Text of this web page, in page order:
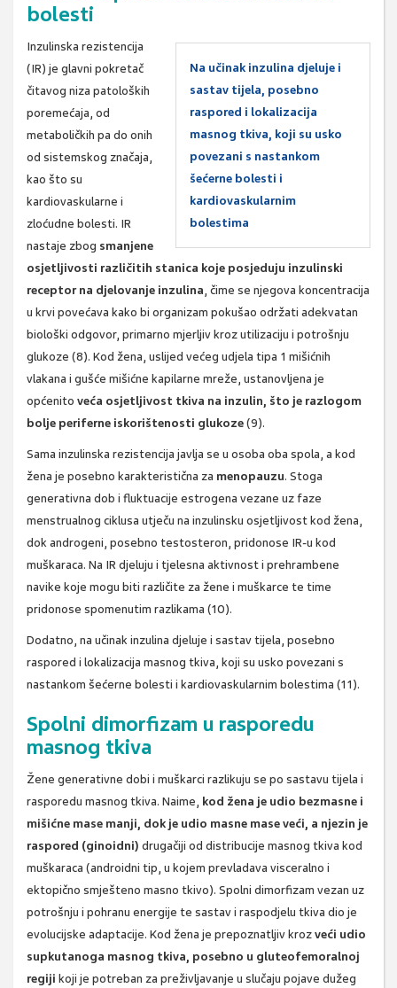
bolesti
Na učinak inzulina djeluje i
sastav tijela, posebno
raspored i lokalizacija
masnog tkiva, koji su usko
povezani s nastankom
šećerne bolesti i
kardiovaskularnim
bolestima
Inzulinska rezistencija
(IR) je glavni pokretač
čitavog niza patoloških
poremećaja, od
metaboličkih pa do onih
od sistemskog značaja,
kao što su
kardiovaskularne i
zloćudne bolesti. IR
nastaje zbog smanjene
osjetljivosti različitih stanica koje posjeduju inzulinski
receptor na djelovanje inzulina, čime se njegova koncentracija
u krvi povećava kako bi organizam pokušao održati adekvatan
biološki odgovor, primarno mjerljiv kroz utilizaciju i potrošnju
glukoze (8). Kod žena, uslijed većeg udjela tipa 1 mišićnih
vlakana i gušće mišićne kapilarne mreže, ustanovljena je
općenito veća osjetljivost tkiva na inzulin, što je razlogom
bolje periferne iskorištenosti glukoze(9).
Sama inzulinska rezistencija javlja se u osoba oba spola, a kod
žena je posebno karakteristična za menopauzu. Stoga
generativna dob i fluktuacije estrogena vezane uz faze
menstrualnog ciklusa utječu na inzulinsku osjetljivost kod žena,
dok androgeni, posebno testosteron, pridonose IR-u kod
muškaraca. Na IR djeluju i tjelesna aktivnost i prehrambene
navike koje mogu biti različite za žene i muškarce te time
pridonose spomenutim razlikama (10).
Dodatno, na učinak inzulina djeluje i sastav tijela, posebno
raspored i lokalizacija masnog tkiva, koji su usko povezani s
nastankom šećerne bolesti i kardiovaskularnim bolestima (11).
Spolni dimorfizam u rasporedu
masnog tkiva
Žene generativne dobi i muškarci razlikuju se po sastavu tijela i
rasporedu masnog tkiva. Naime, kod žena je udio bezmasne i
mišićne mase manji, dok je udio masne mase veći, a njezin je
raspored (ginoidni) drugačiji od distribucije masnog tkiva kod
muškaraca (androidni tip, u kojem prevladava visceralno i
ektopično smješteno masno tkivo). Spolni dimorfizam vezan uz
potrošnju i pohranu energije te sastav i raspodjelu tkiva dio je
evolucijske adaptacije. Kod žena je prepoznatljiv krozveći udio
supkutanoga masnog tkiva, posebno u gluteofemoralnoj
regiji koji je potreban za preživljavanje u slučaju pojave dužeg